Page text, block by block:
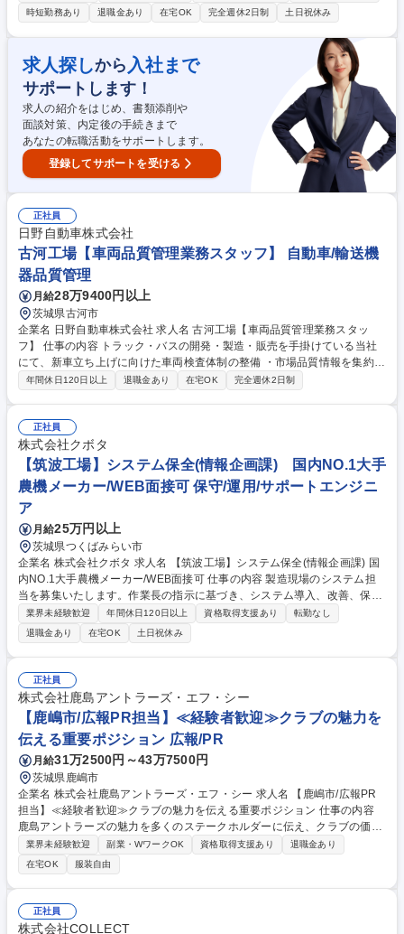
整、実際の試運転業務等をお任せします。 【詳細】火力発電/原子力発電
所向けの蒸気タービン、ガスタービンの新設およびアフターサービスにお
ける試運転業務をお任せします。また試運転計画や試運転要領策定、運転
データの分析業務等もございます。長期にわたる巨大なGTCCプラントプ
ロジェクトの総仕上げとしての立ち位置です。プラント全体を理解するプ
ロフェッショナルとして経験を積むことができ、将来的には取りまとめや
PMなどのキャリアステップがございます。 募集職種 ★未経験歓迎【茨城
(日立)】プラント試運転/グローバルに活躍されたい方歓迎!!
時短勤務あり
退職金あり 在宅OK 完全週休2日制 土日祝休み
求人探しから 入社まで
サポートします！
求人の紹介をはじめ、書類添削や
面談対策、内定後の手続きまで
あなたの転職活動をサポートします。
登録してサポートを受ける
正社員
日野自動車株式会社
古河工場【車両品質管理業務スタッフ】 自動車/輸送機
器品質管理
月給28万9400円以上
茨城県古河市
企業名 日野自動車株式会社 求人名 古河工場【車両品質管理業務スタッ
フ】 仕事の内容 トラック・バスの開発・製造・販売を手掛けている当社
にて、新車立ち上げに向けた車両検査体制の整備 ・市場品質情報を集約し
て改善促進をお任せします。 【想定されるキャリアパス】 ・車両品質業
務スタッフ】
年間休日120日以上 退職金あり 在宅OK 完全週休2日制
正社員
株式会社クボタ
【筑波工場】システム保全(情報企画課) 国内NO.1大手
農機メーカー/WEB面接可 保守/運用/サポートエンジニ
ア
月給25万円以上
茨城県つくばみらい市
企業名 株式会社クボタ 求人名 【筑波工場】システム保全(情報企画課) 国
内NO.1大手農機メーカー/WEB面接可 仕事の内容 製造現場のシステム担
当を募集いたします。作業長の指示に基づき、システム導入、改善、保全
業務及び突発的なトラブル対応をお任せします。基本的には、08:00～16:
30、20:00～4:30までの2シフト体制となります。 【筑波工場情報企画部
について】■製造拠点のIT推進部署、本社IT部門との連携及び製造システム
の開発・運用・保守を行っています。情報技術を活用し、業務プロセスの
改革・業務効率化を行う事により、業績に貢献することをミッションとし
ています。■筑波工場のIT中期計画の推進をスピード上げて取り組む必要
があり、システムの導入推進、AI、Iotなど最新IT技術を活用した製造現場
のDX推進を行うための人員を募集しています。 募集職種 【筑波工場】シ
ステム保全(情報企画課) 国内NO.1大手農機メーカー/WEB面接可
業界未経験歓迎 年間休日120日以上 資格取得支援あり
転勤なし
退職金あり
在宅OK 土日祝休み
正社員
株式会社鹿島アントラーズ・エフ・シー
【鹿嶋市/広報PR担当】≪経験者歓迎≫クラブの魅力を
伝える重要ポジション 広報/PR
月給31万2500円～43万7500円
茨城県鹿嶋市
企業名 株式会社鹿島アントラーズ・エフ・シー 求人名 【鹿嶋市/広報PR
担当】≪経験者歓迎≫クラブの魅力を伝える重要ポジション 仕事の内容
鹿島アントラーズの魅力を多くのステークホルダーに伝え、クラブの価値
を向上させるための広報戦略の企画・調整・推進業務を幅広くお任せしま
す。ご経験に応じて様々な業務をお任せします。 【業務内容】 ・広報PR
戦略の策定・実行 ・チーム広報業務（試合帯同、選手取材調整、記者会見
等） ・新聞、雑誌、TV、ウェブ等の幅広いメディアリレーション構築 ・
メディア問合せ対応・取材仕込み・取材対応 ・プレスリリース・ニュース
レターの企画・ライティング・発信調整 募集職種 【鹿嶋市/広報PR担当】
業界未経験歓迎 副業・WワークOK 資格取得支援あり
退職金あり
在宅OK
服装自由
正社員
株式会社COLLECT